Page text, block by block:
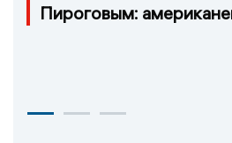
Пироговым: